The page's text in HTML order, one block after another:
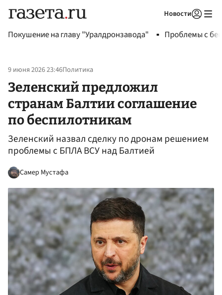
Новости
Покушение на главу "Уралдронзавода" Проблемы с
9 июня 2026 23:46Политика
Зеленский предложил
странам Балтии соглашение
по беспилотникам
Зеленский назвал сделку по дронам решением
проблемы с БПЛА ВСУ над Балтией
Самер Мустафа